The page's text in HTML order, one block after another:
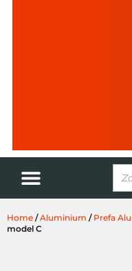
Home /Aluminium / Prefa
model C